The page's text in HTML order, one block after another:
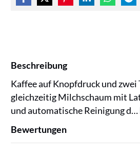
Beschreibung
Kaffee auf Knopfdruck und zwei
gleichzeitig Milchschaum mit
und automatische Reinigung d…
Bewertungen